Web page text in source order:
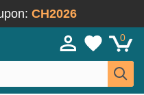
CH2026
0